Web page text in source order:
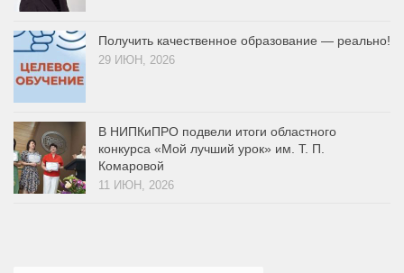
Получить качественное образование — реально!
29 ИЮН, 2026
В НИПКиПРО подвели итоги областного
конкурса «Мой лучший урок» им. Т. П.
Комаровой
11 ИЮН, 2026